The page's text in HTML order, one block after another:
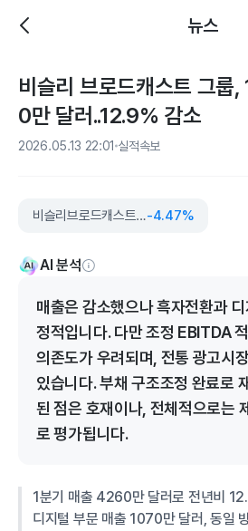
뉴스
비슬리 브로드캐스트 그룹
0만 달러..12.9% 감소
2026.05.13 22:01 실적속보
비슬리브로드캐스트그룹-4.47%
AI 분석
매출은 감소했으나 흑자전환과
정적입니다. 다만 조정 EBITDA
의존도가 우려되며, 전통 광고시
있습니다. 부채 구조조정 완료로
된 점은 호재이나, 전체적으로는
로 평가됩니다.
1분기 매출 4260만 달러로 전년비
디지털 부문 매출 1070만 달러, 동일